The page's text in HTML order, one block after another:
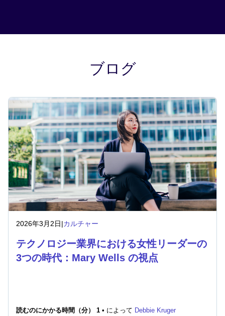
ブログ
2026年3月2日|カルチャー
テクノロジー業界における女性リーダーの
3つの時代：Mary Wells の視点
読むのにかかる時間（分） 1 • によって Debbie Kruger